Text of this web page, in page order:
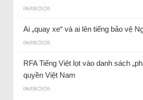
06/08/2026
Ai „quay xe“ và ai lên tiếng bảo vệ
06/08/2026
RFA Tiếng Việt lọt vào danh sách
quyền Việt Nam
06/08/2026